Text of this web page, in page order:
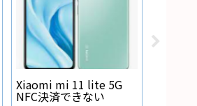
Xiaomi mi 11 lite 5G
NFC決済できない